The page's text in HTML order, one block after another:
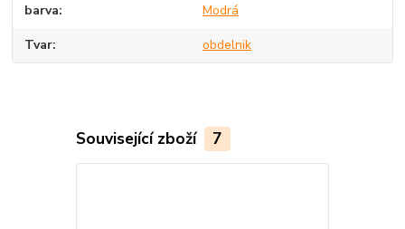
barva Modrá
Tvar obdelnik
Související zboží 7